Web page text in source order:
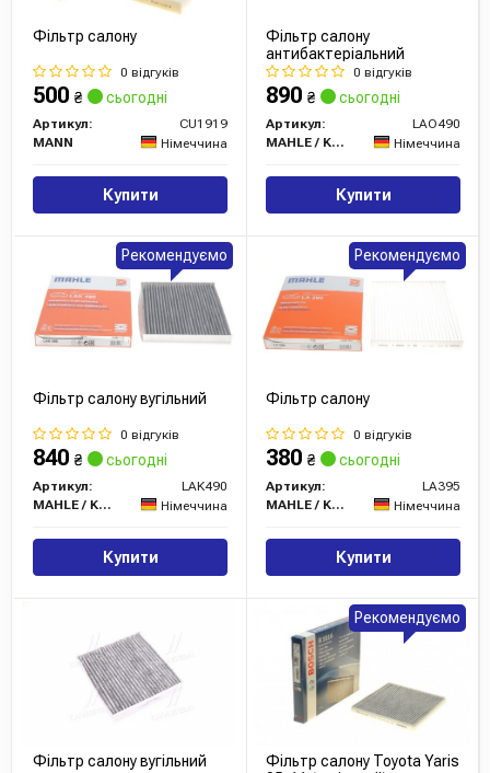
Фільтр салону
0 відгуків
500 ₴ сьогодні
Артикул:
CU1919
MANN
Німеччина
Купити
Фільтр салону
антибактеріальний
0 відгуків
890 ₴ сьогодні
Артикул:
LAO490
MAHLE / KNECHT
Німеччина
Купити
Фільтр салону вугільний
0 відгуків
840 ₴ сьогодні
Артикул:
LAK490
MAHLE / KNECHT
Німеччина
Купити
Рекомендуємо
Фільтр салону
0 відгуків
380 ₴ сьогодні
Артикул:
LA395
MAHLE / KNECHT
Німеччина
Купити
Рекомендуємо
Фільтр салону вугільний
Фільтр салону Toyota Yaris
Рекомендуємо